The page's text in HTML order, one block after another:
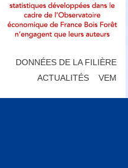
DONNÉES DE LA FILIÈRE
ACTUALITÉS
VEM